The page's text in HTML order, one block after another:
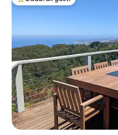
Među najviše rangiranima s